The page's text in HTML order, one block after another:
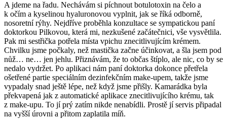
A jdeme na řadu. Nechávám si píchnout botulotoxin na čelo a
k očím a kyselinou hyaluronovou vyplnit, jak se říká odborně,
nosoretní rýhy. Nejdříve proběhla konzultace se sympatickou paní
doktorkou Pilkovou, která mi, nezkušené začátečnici, vše vysvětlila.
Pak mi sestřička potřela místa vpichu znecitlivujícím krémem.
Chvilku jsme počkaly, než mastička začne účinkovat, a šla jsem pod
nůž… ne… jen jehlu. Přiznávám, že to občas štíplo, ale nic, co by se
nedalo vydržet. Po aplikaci nám paní doktorka dokonce přetřela
ošetřené partie speciálním dezinfekčním make-upem, takže jsme
vypadaly snad ještě lépe, než když jsme přišly. Kamarádka byla
překvapená jak z automatické aplikace znecitlivujícího krému, tak
z make-upu. To jí prý zatím nikde nenabídli. Prostě jí servis připadal
na vyšší úrovni a přitom zaplatila míň.